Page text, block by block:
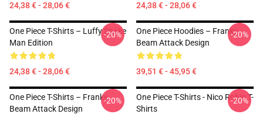
24,38 € - 28,06 € 24,38 € - 28,06 €
One Piece T-Shirts – Luffy Snake
Man Edition
24,38 € - 28,06 €
-20%
One Piece Hoodies – Franky
Beam Attack Design
39,51 € - 45,95 €
-20%
One Piece T-Shirts – Franky
Beam Attack Design
-20%
One Piece T-Shirts - Nico Robin T-
Shirts
-20%